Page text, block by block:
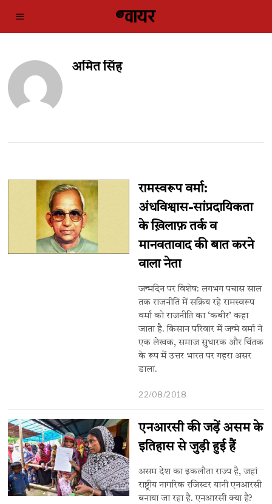
अमित सिंह
रामस्वरूप वर्मा:
अंधविश्वास-सांप्रदायिकता
के ख़िलाफ़ तर्क व
मानवतावाद की बात करने
वाला नेता
जन्मदिन पर विशेष: लगभग पचास साल
तक राजनीति में सक्रिय रहे रामस्वरूप
वर्मा को राजनीति का ‘कबीर’ कहा
जाता है. किसान परिवार मेें जन्मे वर्मा ने
एक लेखक, समाज सुधारक और चिंतक
के रूप में उत्तर भारत पर गहरा असर
डाला.
22/08/2018
एनआरसी की जड़ें असम के
इतिहास से जुड़ी हुई हैं
असम देश का इकलौता राज्य है, जहां
राष्ट्रीय नागरिक रजिस्टर यानी एनआरसी
बनाया जा रहा है. एनआरसी क्या है?